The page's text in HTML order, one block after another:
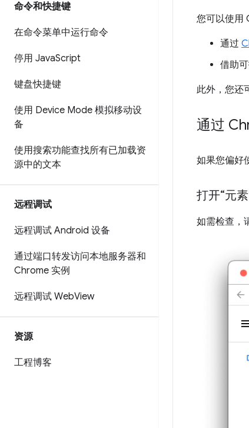
命令和快捷键
在命令菜单中运行命令
停用 JavaScript
键盘快捷键
使用 Device Mode 模拟移动设
备
使用搜索功能查找所有已加载资
源中的文本
远程调试
远程调试 Android 设备
通过端口转发访问本地服务器和
Chrome 实例
远程调试 WebView
资源
工程博客
您可以使用
通过
借助
此外，您还
通过
如果您偏好
打开“元
如需检查，